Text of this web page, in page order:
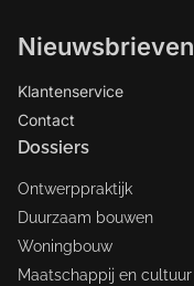
Nieuwsbrieven
Klantenservice
Contact
Dossiers
Ontwerppraktijk
Duurzaam bouwen
Woningbouw
Maatschappij en cultuur